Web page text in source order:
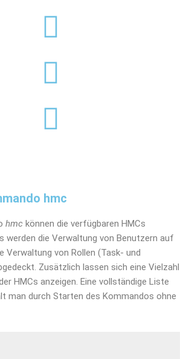
hmc
hmc können die verfügbaren HMCs
werden die Verwaltung von Benutzern auf
Verwaltung von Rollen (Task- und
Zusätzlich lassen sich eine Vielzahl
HMCs anzeigen. Eine vollständige Liste
man durch Starten des Kommandos ohne